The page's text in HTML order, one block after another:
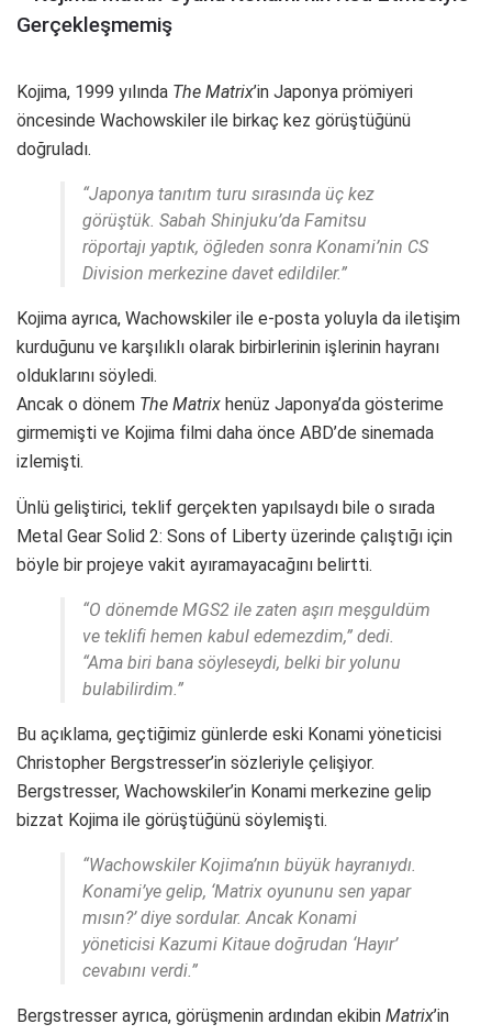
Kojima, 1999 yılında The Matrix’in Japonya prömiyeri
öncesinde Wachowskiler ile birkaç kez görüştüğünü
doğruladı.
“Japonya tanıtım turu sırasında üç kez
görüştük. Sabah Shinjuku’da Famitsu
röportajı yaptık, öğleden sonra Konami’nin CS
Division merkezine davet edildiler.”
Kojima ayrıca, Wachowskiler ile e-posta yoluyla da iletişim
kurduğunu ve karşılıklı olarak birbirlerinin işlerinin hayranı
olduklarını söyledi.
Ancak o dönem The Matrix henüz Japonya’da gösterime
girmemişti ve Kojima filmi daha önce ABD’de sinemada
izlemişti.
Ünlü geliştirici, teklif gerçekten yapılsaydı bile o sırada
Metal Gear Solid 2: Sons of Liberty üzerinde çalıştığı için
böyle bir projeye vakit ayıramayacağını belirtti.
“O dönemde MGS2 ile zaten aşırı meşguldüm
ve teklifi hemen kabul edemezdim,” dedi.
“Ama biri bana söyleseydi, belki bir yolunu
bulabilirdim.”
Bu açıklama, geçtiğimiz günlerde eski Konami yöneticisi
Christopher Bergstresser’in sözleriyle çelişiyor.
Bergstresser, Wachowskiler’in Konami merkezine gelip
bizzat Kojima ile görüştüğünü söylemişti.
“Wachowskiler Kojima’nın büyük hayranıydı.
Konami’ye gelip, ‘Matrix oyununu sen yapar
mısın?’ diye sordular. Ancak Konami
yöneticisi Kazumi Kitaue doğrudan ‘Hayır’
cevabını verdi.”
Bergstresser ayrıca, görüşmenin ardından ekibin Matrix’in